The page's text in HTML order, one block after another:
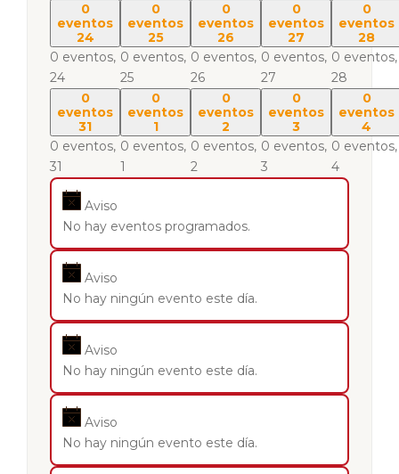
0
eventos
24
0 eventos,
24
0
eventos
25
0 eventos,
25
0
eventos
26
0 eventos,
26
0
eventos
27
0 eventos,
27
0
eventos
28
0 eventos,
28
0
eventos
31
0 eventos,
31
0
eventos
1
0 eventos,
1
0
eventos
2
0 eventos,
2
0
eventos
3
0 eventos,
3
0
eventos
4
0 eventos,
4
Aviso
No hay eventos programados.
Aviso
No hay ningún evento este día.
Aviso
No hay ningún evento este día.
Aviso
No hay ningún evento este día.